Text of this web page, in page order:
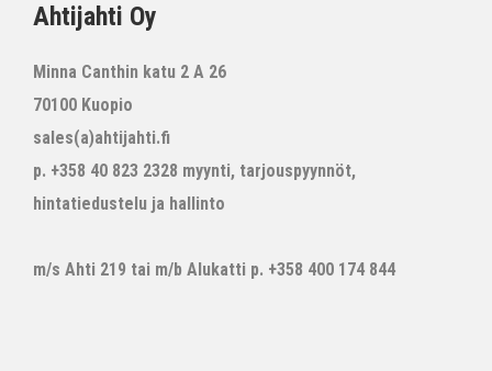
Ahtijahti Oy
Minna Canthin katu 2 A 26
70100 Kuopio
sales(a)ahtijahti.fi
p. +358 40 823 2328 myynti, tarjouspyynnöt,
hintatiedustelu ja hallinto
m/s Ahti 219 tai m/b Alukatti p. +358 400 174 844